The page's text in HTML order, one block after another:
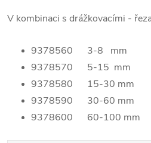
V kombinaci s drážkovacími -
9378560 3-8 mm
9378570 5-15 mm
9378580 15-30 mm
9378590 30-60 mm
9378600 60-100 mm